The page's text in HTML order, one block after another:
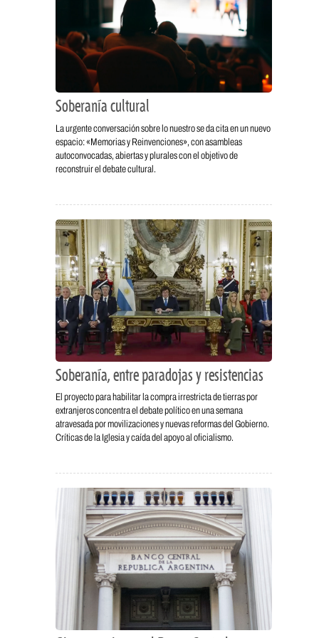
Soberanía cultural
La urgente conversación sobre lo nuestro se da cita en un nuevo
espacio: «Memorias y Reinvenciones», con asambleas
autoconvocadas, abiertas y plurales con el objetivo de
reconstruir el debate cultural.
Soberanía, entre paradojas y resistencias
El proyecto para habilitar la compra irrestricta de tierras por
extranjeros concentra el debate político en una semana
atravesada por movilizaciones y nuevas reformas del Gobierno.
Críticas de la Iglesia y caída del apoyo al oficialismo.